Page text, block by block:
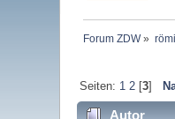
Forum ZDW»
Seiten: 1 2[3]
Autor